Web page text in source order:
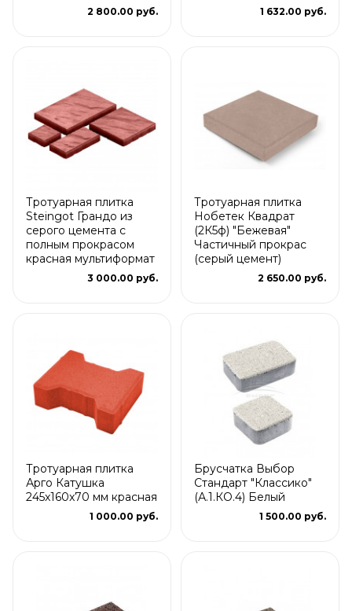
2 800.00 руб. 1 632.00 руб.
Тротуарная плитка
Steingot Грандо из
серого цемента с
полным прокрасом
красная мультиформат
3 000.00 руб.
Тротуарная плитка
Нобетек Квадрат
(2К5ф) "Бежевая"
Частичный прокрас
(серый цемент)
2 650.00 руб.
Тротуарная плитка
Арго Катушка
245x160x70 мм красная
1 000.00 руб.
Брусчатка Выбор
Стандарт "Классико"
(А.1.КО.4) Белый
1 500.00 руб.